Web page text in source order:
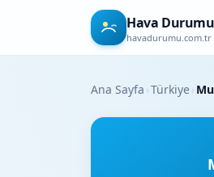
Hava Durumu
havadurumu.com.tr
Ana Sayfa ›Türkiye›